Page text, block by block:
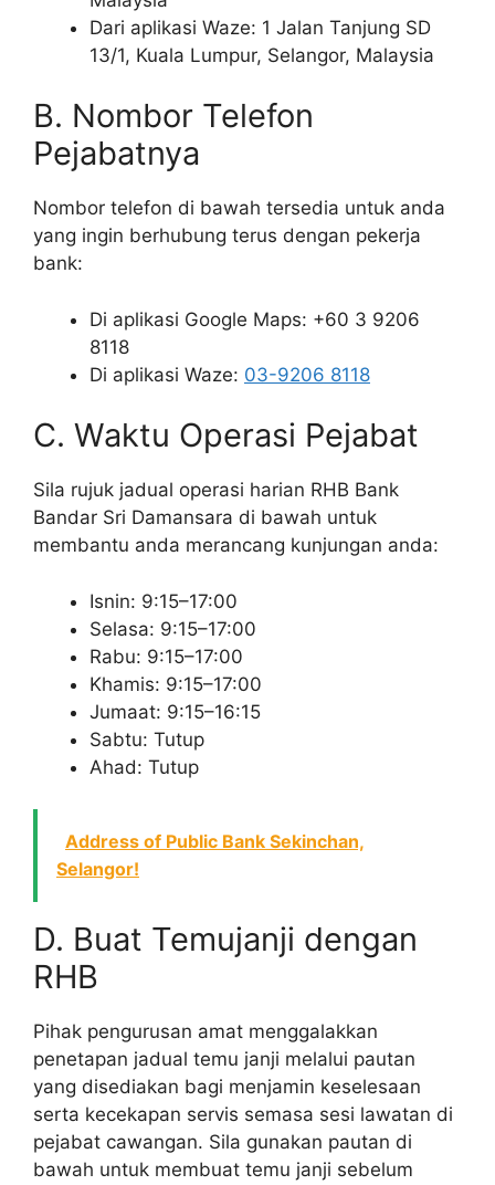
Dari aplikasi Waze: 1 Jalan Tanjung SD
13/1, Kuala Lumpur, Selangor, Malaysia
B. Nombor Telefon
Pejabatnya
Nombor telefon di bawah tersedia untuk anda
yang ingin berhubung terus dengan pekerja
bank:
Di aplikasi Google Maps: +60 3 9206
8118
Di aplikasi Waze: 03-9206 8118
C. Waktu Operasi Pejabat
Sila rujuk jadual operasi harian RHB Bank
Bandar Sri Damansara di bawah untuk
membantu anda merancang kunjungan anda:
Isnin: 9:15–17:00
Selasa: 9:15–17:00
Rabu: 9:15–17:00
Khamis: 9:15–17:00
Jumaat: 9:15–16:15
Sabtu: Tutup
Ahad: Tutup
Address of Public Bank Sekinchan,
Selangor!
D. Buat Temujanji dengan
RHB
Pihak pengurusan amat menggalakkan
penetapan jadual temu janji melalui pautan
yang disediakan bagi menjamin keselesaan
serta kecekapan servis semasa sesi lawatan di
pejabat cawangan. Sila gunakan pautan di
bawah untuk membuat temu janji sebelum